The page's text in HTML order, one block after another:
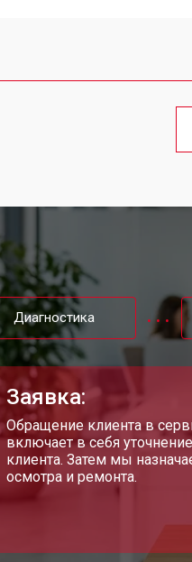
Диагностика
Заявка:
Обращение клиента в
включает в себя
клиента. Затем мы
осмотра и ремонта.